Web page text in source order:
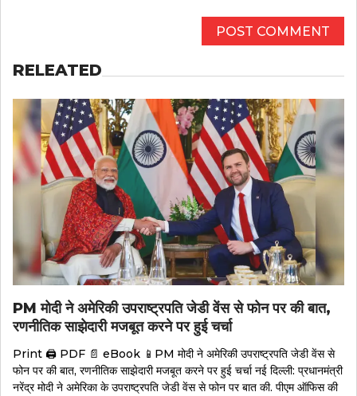
RELEATED
PM मोदी ने अमेरिकी उपराष्ट्रपति जेडी वेंस से फोन पर की बात,
रणनीतिक साझेदारी मजबूत करने पर हुई चर्चा
Print 🖨 PDF 📄 eBook 📱PM मोदी ने अमेरिकी उपराष्ट्रपति जेडी वेंस से
फोन पर की बात, रणनीतिक साझेदारी मजबूत करने पर हुई चर्चा नई दिल्ली: प्रधानमंत्री
नरेंद्र मोदी ने अमेरिका के उपराष्ट्रपति जेडी वेंस से फोन पर बात की. पीएम ऑफिस की